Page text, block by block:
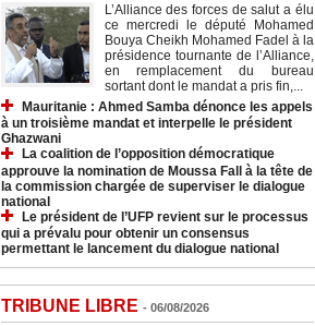
L’Alliance des forces de salut a élu
ce mercredi le député Mohamed
Bouya Cheikh Mohamed Fadel à la
présidence tournante de l’Alliance,
en remplacement du bureau
sortant dont le mandat a pris fin,...
Mauritanie : Ahmed Samba dénonce les appels
à un troisième mandat et interpelle le président
Ghazwani
La coalition de l’opposition démocratique
approuve la nomination de Moussa Fall à la tête de
la commission chargée de superviser le dialogue
national
Le président de l’UFP revient sur le processus
qui a prévalu pour obtenir un consensus
permettant le lancement du dialogue national
TRIBUNE LIBRE - 06/08/2026